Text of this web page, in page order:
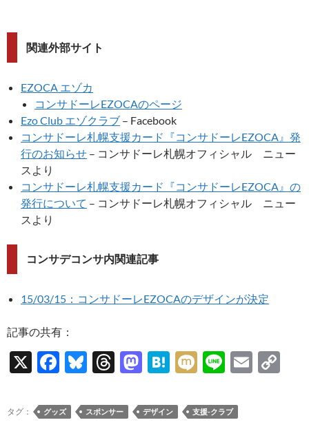
関連外部サイト
EZOCA エゾカ
コンサドーレEZOCAのページ
Ezo Club エゾクラブ – Facebook
コンサドーレ札幌支援カード『コンサドーレEZOCA』発
行のお知らせ – コンサドーレ札幌オフィシャル ニュー
スより
コンサドーレ札幌支援カード『コンサドーレEZOCA』の
発行について – コンサドーレ札幌オフィシャル ニュー
スより
コンサデコンサ内関連記事
15/03/15：コンサドーレEZOCAのデザインが決定
記事の共有：
X
F
e
Bl
es
T
e
M
to
H
e
M Li
e
E
タグ： グッズ スポンサー デザイン 支援-クラブ